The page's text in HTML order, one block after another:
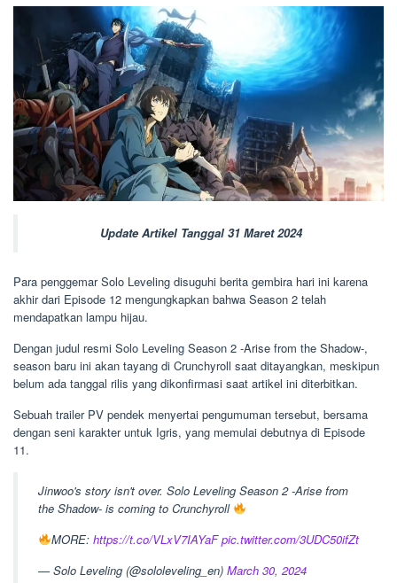
Update Artikel Tanggal 31 Maret 2024
Para penggemar Solo Leveling disuguhi berita gembira hari ini karena
akhir dari Episode 12 mengungkapkan bahwa Season 2 telah
mendapatkan lampu hijau.
Dengan judul resmi Solo Leveling Season 2 -Arise from the Shadow-,
season baru ini akan tayang di Crunchyroll saat ditayangkan, meskipun
belum ada tanggal rilis yang dikonfirmasi saat artikel ini diterbitkan.
Sebuah trailer PV pendek menyertai pengumuman tersebut, bersama
dengan seni karakter untuk Igris, yang memulai debutnya di Episode
11.
Jinwoo's story isn't over. Solo Leveling Season 2 -Arise from
the Shadow- is coming to Crunchyroll
MORE: https://t.co/VLxV7IAYaF pic.twitter.com/3UDC50ifZt
— Solo Leveling (@sololeveling_en) March 30, 2024